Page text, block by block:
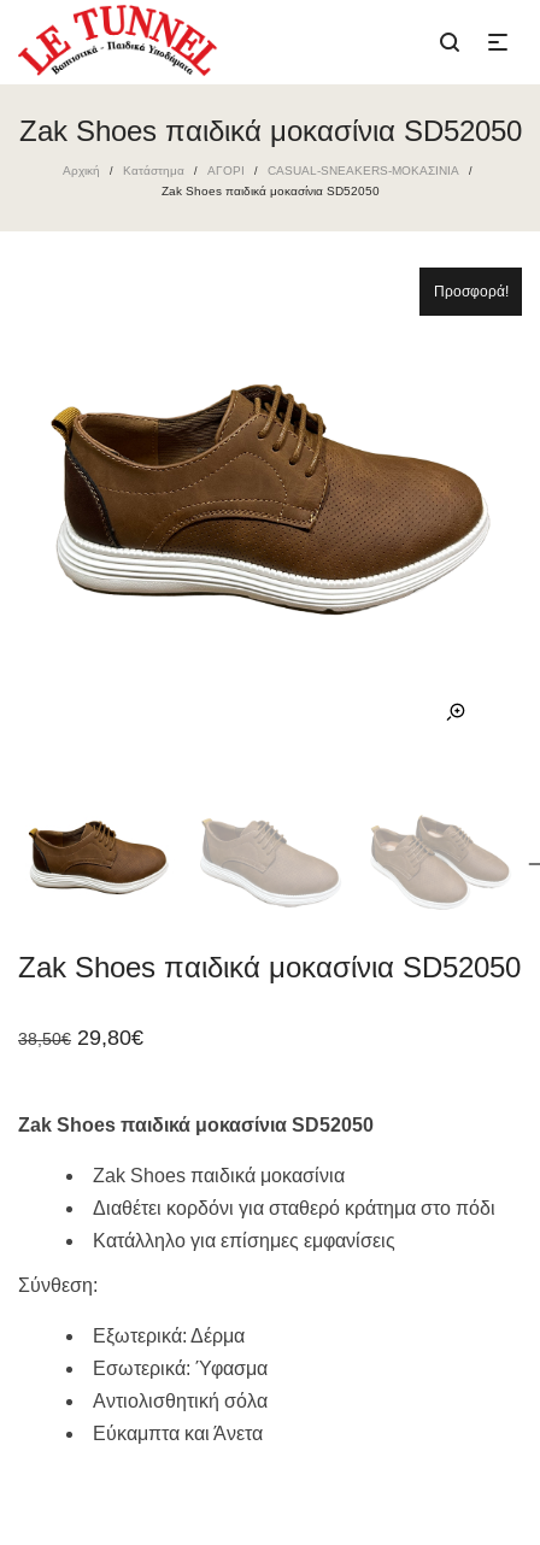
Zak Shoes παιδικά μοκασίνια SD52050
Αρχική / Κατάστημα / ΑΓΟΡΙ / CASUAL-SNEAKERS-ΜΟΚΑΣΙΝΙΑ /
Zak Shoes παιδικά μοκασίνια SD52050
Προσφορά!
Zak Shoes παιδικά μοκασίνια SD52050
38,50€ Original
29,80€Η
29,80€.
Zak Shoes παιδικά μοκασίνια SD52050
Zak Shoes παιδικά μοκασίνια
Διαθέτει κορδόνι για σταθερό κράτημα στο πόδι
Κατάλληλο για επίσημες εμφανίσεις
Σύνθεση:
Εξωτερικά: Δέρμα
Εσωτερικά: Ύφασμα
Αντιολισθητική σόλα
Εύκαμπτα και Άνετα